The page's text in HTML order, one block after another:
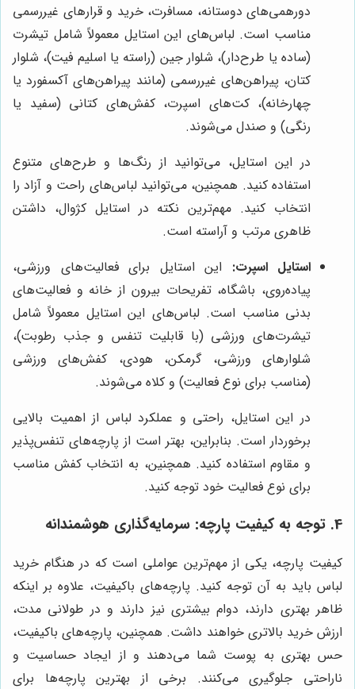
دورهمی‌های دوستانه، مسافرت، خرید و قرارهای غیررسمی
مناسب است. لباس‌های این استایل معمولاً شامل تیشرت
(ساده یا طرح‌دار)، شلوار جین (راسته یا اسلیم فیت)، شلوار
کتان، پیراهن‌های غیررسمی (مانند پیراهن‌های آکسفورد یا
چهارخانه)، کت‌های اسپرت، کفش‌های کتانی (سفید یا
رنگی) و صندل می‌شوند.
در این استایل، می‌توانید از رنگ‌ها و طرح‌های متنوع
استفاده کنید. همچنین، می‌توانید لباس‌های راحت و آزاد را
انتخاب کنید. مهم‌ترین نکته در استایل کژوال، داشتن
ظاهری مرتب و آراسته است.
استایل اسپرت: این استایل برای فعالیت‌های ورزشی،
پیاده‌روی، باشگاه، تفریحات بیرون از خانه و فعالیت‌های
بدنی مناسب است. لباس‌های این استایل معمولاً شامل
تیشرت‌های ورزشی (با قابلیت تنفس و جذب رطوبت)،
شلوارهای ورزشی، گرمکن، هودی، کفش‌های ورزشی
(مناسب برای نوع فعالیت) و کلاه می‌شوند.
در این استایل، راحتی و عملکرد لباس از اهمیت بالایی
برخوردار است. بنابراین، بهتر است از پارچه‌های تنفس‌پذیر
و مقاوم استفاده کنید. همچنین، به انتخاب کفش مناسب
برای نوع فعالیت خود توجه کنید.
4. توجه به کیفیت پارچه: سرمایه‌گذاری هوشمندانه
کیفیت پارچه، یکی از مهم‌ترین عواملی است که در هنگام خرید
لباس باید به آن توجه کنید. پارچه‌های باکیفیت، علاوه بر اینکه
ظاهر بهتری دارند، دوام بیشتری نیز دارند و در طولانی مدت،
ارزش خرید بالاتری خواهند داشت. همچنین، پارچه‌های باکیفیت،
حس بهتری به پوست شما می‌دهند و از ایجاد حساسیت و
ناراحتی جلوگیری می‌کنند. برخی از بهترین پارچه‌ها برای